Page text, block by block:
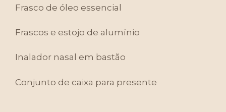
Frasco de óleo essencial
Frascos e estojo de alumínio
Inalador nasal em bastão
Conjunto de caixa para presente